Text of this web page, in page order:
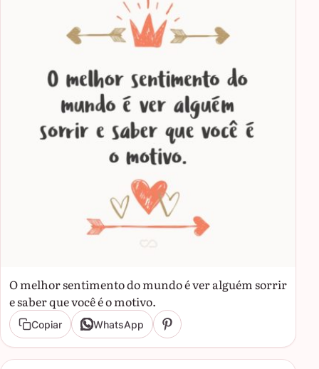
O melhor sentimento do mundo é ver alguém sorrir
e saber que você é o motivo.
Copiar WhatsApp